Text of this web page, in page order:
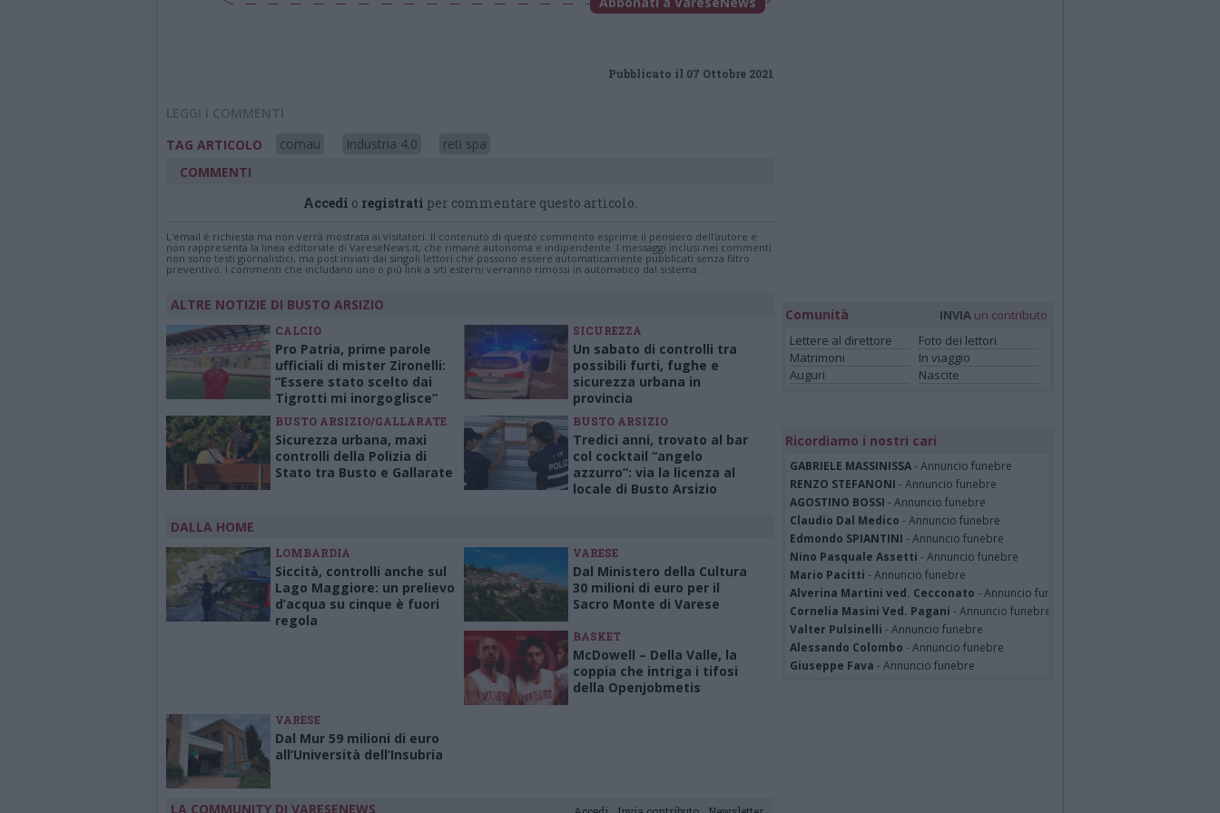
Pubblicato il 07 Ottobre 2021
LEGGI I COMMENTI
TAG ARTICOLO
comau Industria 4.0
reti spa
COMMENTI
Accedi o registrati per commentare questo articolo.
L'email è richiesta ma non verrà mostrata ai visitatori. Il contenuto di questo commento esprime il pensiero dell'autore e
non rappresenta la linea editoriale di VareseNews.it, che rimane autonoma e indipendente. I messaggi inclusi nei commenti
non sono testi giornalistici, ma post inviati dai singoli lettori che possono essere automaticamente pubblicati senza filtro
preventivo. I commenti che includano uno o più link a siti esterni verranno rimossi in automatico dal sistema.
ALTRE NOTIZIE DI BUSTO ARSIZIO
CALCIO
Pro Patria, prime parole
ufficiali di mister Zironelli:
“Essere stato scelto dai
Tigrotti mi inorgoglisce”
SICUREZZA
Un sabato di controlli tra
possibili furti, fughe e
sicurezza urbana in
provincia
BUSTO ARSIZIO/GALLARATE
Sicurezza urbana, maxi
controlli della Polizia di
Stato tra Busto e Gallarate
BUSTO ARSIZIO
Tredici anni, trovato al bar
col cocktail “angelo
azzurro”: via la licenza al
locale di Busto Arsizio
DALLA HOME
LOMBARDIA
Siccità, controlli anche sul
Lago Maggiore: un prelievo
d’acqua su cinque è fuori
regola
VARESE
Dal Ministero della Cultura
30 milioni di euro per il
Sacro Monte di Varese
BASKET
McDowell – Della Valle, la
coppia che intriga i tifosi
della Openjobmetis
VARESE
Dal Mur 59 milioni di euro
all’Università dell’Insubria
LA COMMUNITY DI VARESENEWS
Comunità INVIA un contributo
Lettere al direttore
Foto dei lettori
Matrimoni
In viaggio
Auguri
Nascite
Ricordiamo i nostri cari
GABRIELE MASSINISSA- Annuncio funebre
RENZO STEFANONI - Annuncio funebre
AGOSTINO BOSSI - Annuncio funebre
Claudio Dal Medico - Annuncio funebre
Edmondo SPIANTINI - Annuncio funebre
Nino Pasquale Assetti - Annuncio funebre
Mario Pacitti - Annuncio funebre
Alverina Martini ved. Cecconato - Annuncio funebre
Cornelia Masini Ved. Pagani - Annuncio funebre
Valter Pulsinelli - Annuncio funebre
Alessando Colombo - Annuncio funebre
Giuseppe Fava - Annuncio funebre